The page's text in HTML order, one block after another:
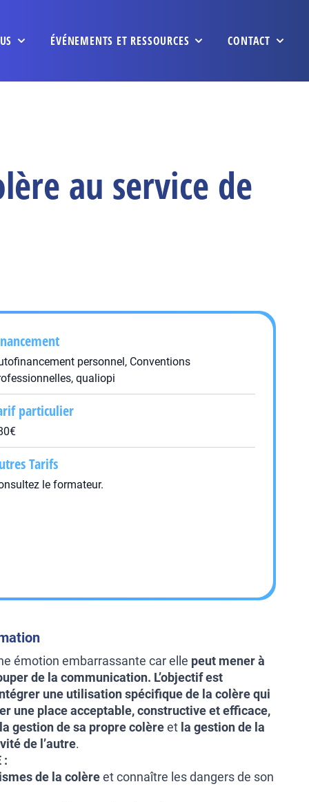
ÉVÉNEMENTS ET RESSOURCES CONTACT
au service de
personnel, Conventions
qualiopi
particulier
Tarifs
le formateur.
émotion embarrassante car elle peut mener à
de la communication. L’objectif est
une utilisation spécifique de la colère qui
une place acceptable, constructive et efficace,
gestion de sa propre colèreet la gestion de la
de l’autre.
:
de la colèreet connaître les dangers de son